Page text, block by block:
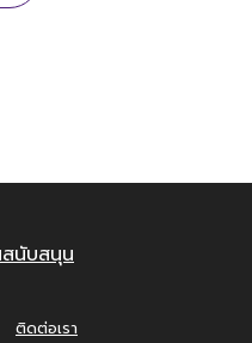
นับสนุน
ติดต่อเรา